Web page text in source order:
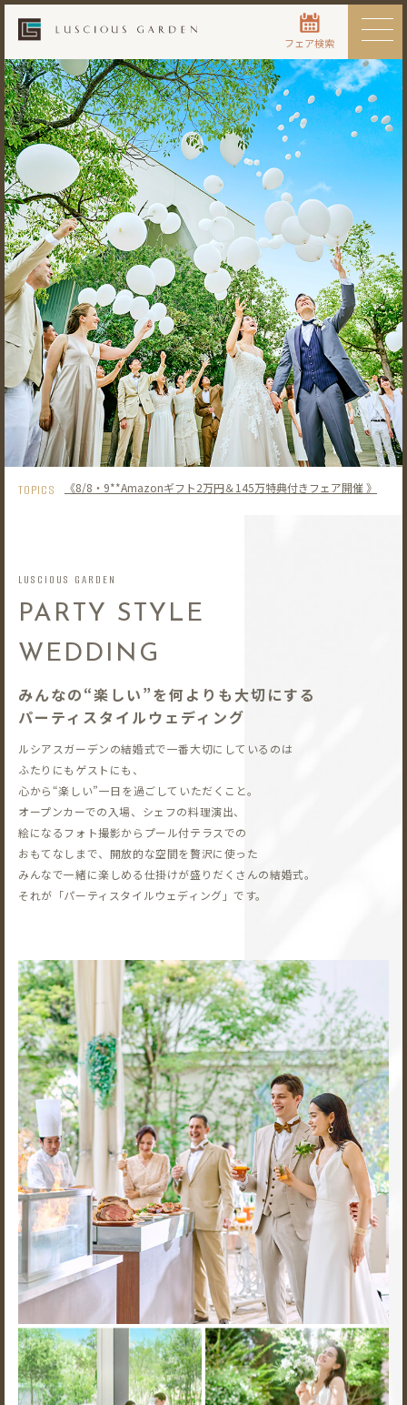
フェア検索
TOPICS 《8/8・9**Amazonギフト2万円＆145万特典付きフェア開催 》
LUSCIOUS GARDEN
PARTY STYLE
WEDDING
みんなの“楽しい”を何よりも大切にする
パーティスタイルウェディング
ルシアスガーデンの結婚式で一番大切にしているのは
ふたりにもゲストにも、
心から“楽しい”一日を過ごしていただくこと。
オープンカーでの入場、シェフの料理演出、
絵になるフォト撮影から プール付テラスでの
おもてなしまで、開放的な空間を贅沢に使った
みんなで一緒に楽しめる仕掛けが盛りだくさんの結婚式。
それが「パーティスタイルウェディング」です。